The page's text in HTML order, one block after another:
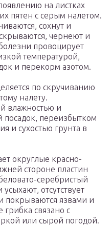
на листках
пятен с серым налетом.
сохнут и
чернеют и
провоцирует
температурой,
и перекорм азотом.
по скручиванию
налету.
влажностью и
посадок, переизбытком
и сухостью грунта в
округлые красно-
стороне пластин
серебристый
отсутствует
покрываются язвами и
связано с
или сырой погодой.